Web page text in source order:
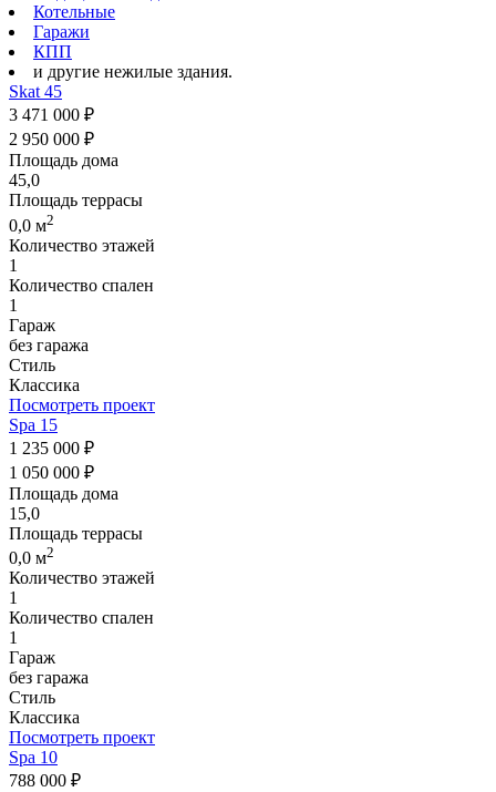
Котельные
Гаражи
КПП
и другие нежилые здания.
Skat 45
3 471 000 ₽
2 950 000 ₽
Площадь дома
45,0
Площадь террасы
0,0 м2
Количество этажей
1
Количество спален
1
Гараж
без гаража
Стиль
Классика
Посмотреть проект
Spa 15
1 235 000 ₽
1 050 000 ₽
Площадь дома
15,0
Площадь террасы
0,0 м2
Количество этажей
1
Количество спален
1
Гараж
без гаража
Стиль
Классика
Посмотреть проект
Spa 10
788 000 ₽